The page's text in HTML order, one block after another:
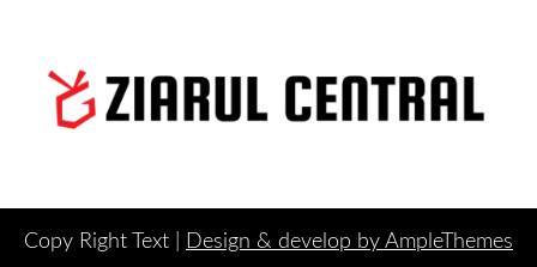
Copy Right Text | Design & develop by AmpleThemes